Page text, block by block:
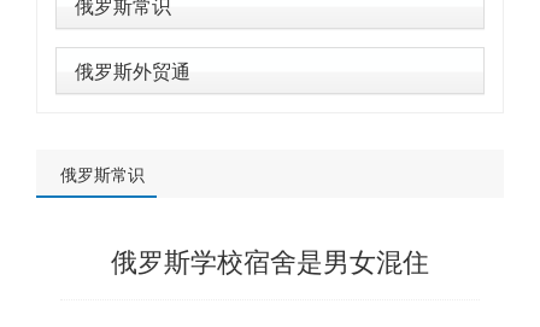
俄罗斯外贸通
俄罗斯常识
俄罗斯学校宿舍是男女混住